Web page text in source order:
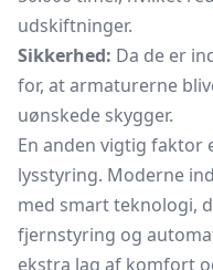
udskiftninger.
Sikkerhed: Da de er
for, at armaturerne
uønskede skygger.
En anden vigtig
lysstyring. Moderne
med smart teknologi,
fjernstyring og
ekstra lag af komfort